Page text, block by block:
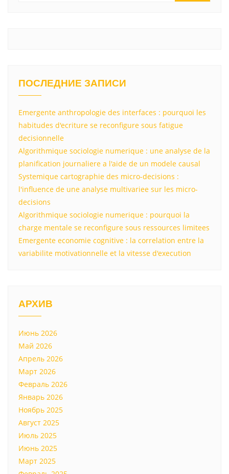
ПОСЛЕДНИЕ ЗАПИСИ
Emergente anthropologie des interfaces : pourquoi les
habitudes d'ecriture se reconfigure sous fatigue
decisionnelle
Algorithmique sociologie numerique : une analyse de la
planification journaliere a l'aide de un modele causal
Systemique cartographie des micro-decisions :
l'influence de une analyse multivariee sur les micro-
decisions
Algorithmique sociologie numerique : pourquoi la
charge mentale se reconfigure sous ressources limitees
Emergente economie cognitive : la correlation entre la
variabilite motivationnelle et la vitesse d'execution
АРХИВ
Июнь 2026
Май 2026
Апрель 2026
Март 2026
Февраль 2026
Январь 2026
Ноябрь 2025
Август 2025
Июль 2025
Июнь 2025
Март 2025